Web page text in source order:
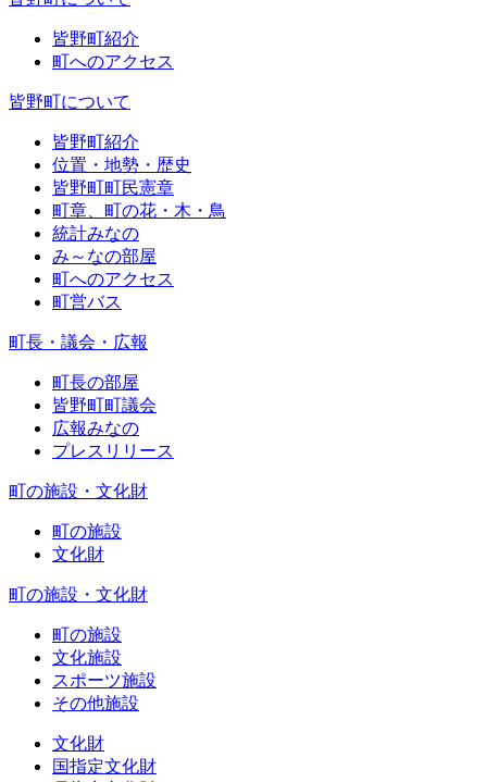
皆野町紹介
町へのアクセス
皆野町について
皆野町紹介
位置・地勢・歴史
皆野町町民憲章
町章、町の花・木・鳥
統計みなの
み～なの部屋
町へのアクセス
町営バス
町長・議会・広報
町長の部屋
皆野町町議会
広報みなの
プレスリリース
町の施設・文化財
町の施設
文化財
町の施設・文化財
町の施設
文化施設
スポーツ施設
その他施設
文化財
国指定文化財